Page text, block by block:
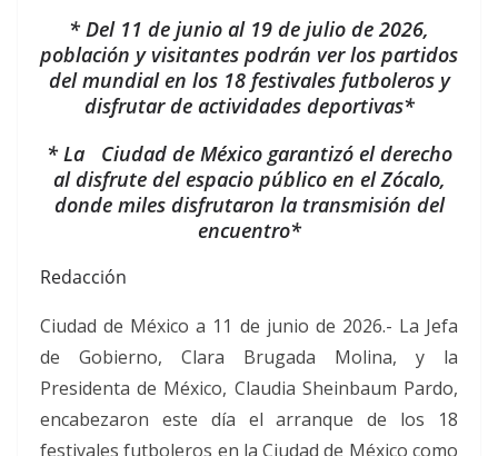
* Del 11 de junio al 19 de julio de 2026,
población y visitantes podrán ver los partidos
del mundial en los 18 festivales futboleros y
disfrutar de actividades deportivas*
* La Ciudad de México garantizó el derecho
al disfrute del espacio público en el Zócalo,
donde miles disfrutaron la transmisión del
encuentro*
Redacción
Ciudad de México a 11 de junio de 2026.- La Jefa
de Gobierno, Clara Brugada Molina, y la
Presidenta de México, Claudia Sheinbaum Pardo,
encabezaron este día el arranque de los 18
festivales futboleros en la Ciudad de México como